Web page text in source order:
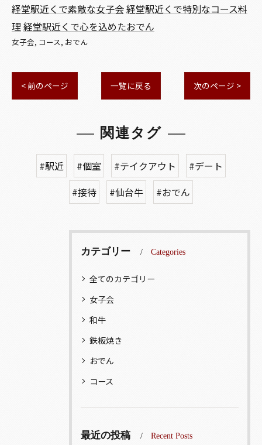
経堂駅近くで素敵な女子会経堂駅近くで特別なコース料
理経堂駅近くで心を込めたおでん
女子会 コース おでん
< 前のページ 一覧に戻る 次のページ >
関連タグ
#駅近 #個室 #テイクアウト
#デート
#接待
#仙台牛 #おでん
カテゴリー Categories
全てのカテゴリー
女子会
和牛
鉄板焼き
おでん
コース
最近の投稿 Recent Posts